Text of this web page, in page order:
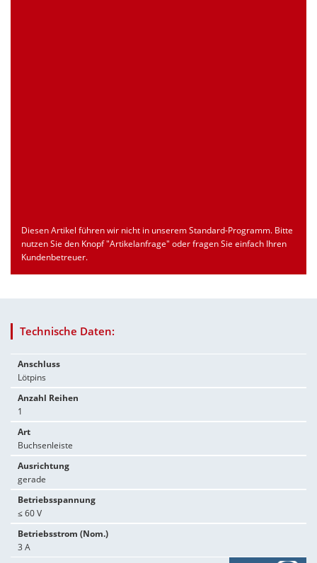
Diesen Artikel führen wir nicht in unserem Standard-Programm. Bitte
nutzen Sie den Knopf "Artikelanfrage" oder fragen Sie einfach Ihren
Kundenbetreuer.
Technische Daten:
Anschluss
Lötpins
Anzahl Reihen
1
Art
Buchsenleiste
Ausrichtung
gerade
Betriebsspannung
≤ 60 V
Betriebsstrom (Nom.)
3 A